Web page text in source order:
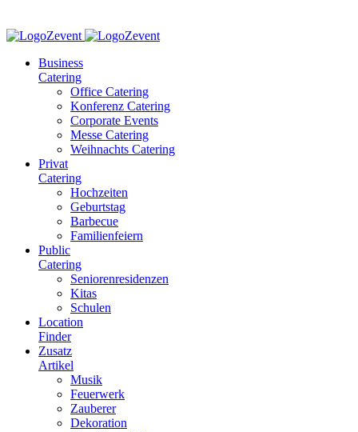
Business
Catering
Office Catering
Konferenz Catering
Corporate Events
Messe Catering
Weihnachts Catering
Privat
Catering
Hochzeiten
Geburtstag
Barbecue
Familienfeiern
Public
Catering
Seniorenresidenzen
Kitas
Schulen
Location
Finder
Zusatz
Artikel
Musik
Feuerwerk
Zauberer
Dekoration